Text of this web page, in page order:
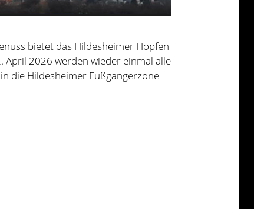
bietet das Hildesheimer Hopfen
April 2026 werden wieder einmal alle
die Hildesheimer Fußgängerzone